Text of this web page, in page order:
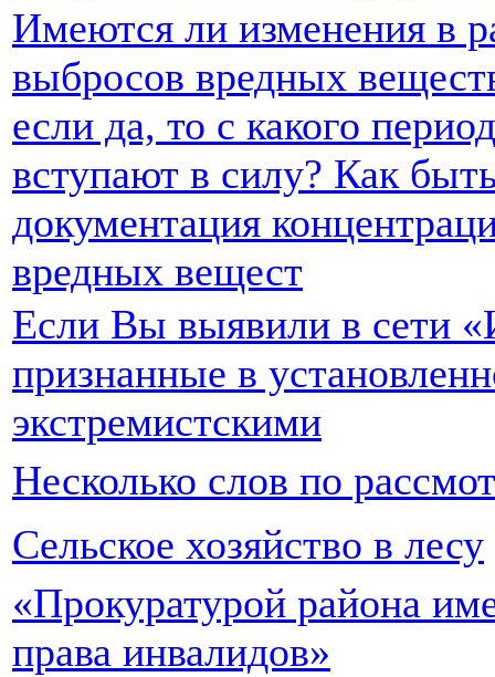
Имеются ли изменения в
выбросов вредных
если да, то с какого
вступают в силу? Как
документация
вредных вещест
Если Вы выявили в сети
признанные в
экстремистскими
Несколько слов по
Сельское хозяйство в лесу
«Прокуратурой района
права инвалидов»